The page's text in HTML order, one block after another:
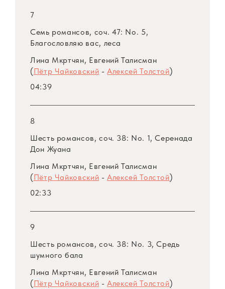
7
Семь романсов, соч. 47: No. 5,
Благословляю вас, леса
Лина Мкртчян, Евгений Талисман
(Пётр Чайковский -Алексей Толстой)
04:39
8
Шесть романсов, соч. 38: No. 1, Серенада
Дон Жуана
Лина Мкртчян, Евгений Талисман
(Пётр Чайковский -Алексей Толстой)
02:33
9
Шесть романсов, соч. 38: No. 3, Средь
шумного бала
Лина Мкртчян, Евгений Талисман
(Пётр Чайковский -Алексей Толстой)